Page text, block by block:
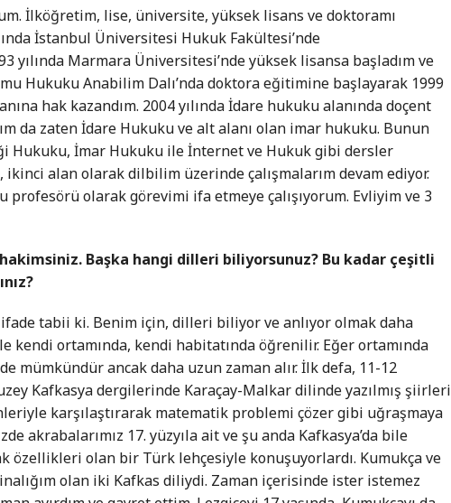
İlköğretim, lise, üniversite, yüksek lisans ve doktoramı
İstanbul Üniversitesi Hukuk Fakültesi’nde
yılında Marmara Üniversitesi’nde yüksek lisansa başladım ve
Hukuku Anabilim Dalı’nda doktora eğitimine başlayarak 1999
hak kazandım. 2004 yılında İdare hukuku alanında doçent
da zaten İdare Hukuku ve alt alanı olan imar hukuku. Bunun
Hukuku, İmar Hukuku ile İnternet ve Hukuk gibi dersler
ikinci alan olarak dilbilim üzerinde çalışmalarım devam ediyor.
profesörü olarak görevimi ifa etmeye çalışıyorum. Evliyim ve 3
Başka hangi dilleri biliyorsunuz? Bu kadar çeşitli
tabii ki. Benim için, dilleri biliyor ve anlıyor olmak daha
kendi ortamında, kendi habitatında öğrenilir. Eğer ortamında
mümkündür ancak daha uzun zaman alır. İlk defa, 11-12
Kafkasya dergilerinde Karaçay-Malkar dilinde yazılmış şiirleri
karşılaştırarak matematik problemi çözer gibi uğraşmaya
akrabalarımız 17. yüzyıla ait ve şu anda Kafkasya’da bile
özellikleri olan bir Türk lehçesiyle konuşuyorlardı. Kumukça ve
olan iki Kafkas diliydi. Zaman içerisinde ister istemez